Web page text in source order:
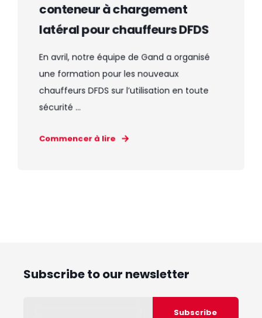
conteneur à chargement
latéral pour chauffeurs DFDS
En avril, notre équipe de Gand a organisé
une formation pour les nouveaux
chauffeurs DFDS sur l’utilisation en toute
sécurité ...
Commencer à lire
Subscribe to our newsletter